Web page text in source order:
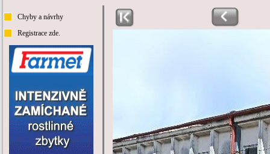
Chyby a návrhy
Registrace zde.